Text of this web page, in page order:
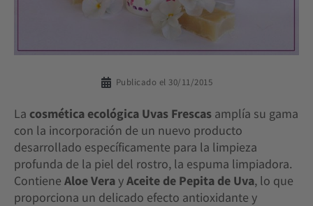
Publicado el 30/11/2015
La cosmética ecológica Uvas Frescas amplía su gama
con la incorporación de un nuevo producto
desarrollado específicamente para la limpieza
profunda de la piel del rostro, la espuma limpiadora.
Contiene Aloe VerayAceite de Pepita de Uva, lo que
proporciona un delicado efecto antioxidante y